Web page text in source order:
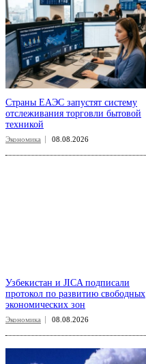
Страны ЕАЭС запустят систему
отслеживания торговли бытовой
техникой
Экономика 08.08.2026
Узбекистан и JICA подписали
протокол по развитию свободных
экономических зон
Экономика 08.08.2026